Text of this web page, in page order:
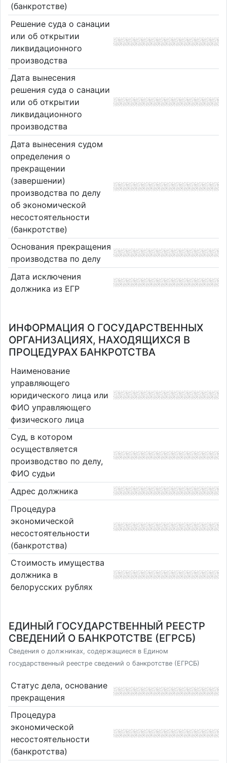
(банкротстве)
Решение суда о санации
или об открытии
ликвидационного
производства
Дата вынесения
решения суда о санации
или об открытии
ликвидационного
производства
Дата вынесения судом
определения о
прекращении
(завершении)
производства по делу
об экономической
несостоятельности
(банкротстве)
Основания прекращения
производства по делу
Дата исключения
должника из ЕГР
ИНФОРМАЦИЯ О ГОСУДАРСТВЕННЫХ
ОРГАНИЗАЦИЯХ, НАХОДЯЩИХСЯ В
ПРОЦЕДУРАХ БАНКРОТСТВА
Наименование
управляющего
юридического лица или
ФИО управляющего
физического лица
Суд, в котором
осуществляется
производство по делу,
ФИО судьи
Адрес должника
Процедура
экономической
несостоятельности
(банкротства)
Стоимость имущества
должника в
белорусских рублях
ЕДИНЫЙ ГОСУДАРСТВЕННЫЙ РЕЕСТР
СВЕДЕНИЙ О БАНКРОТСТВЕ (ЕГРСБ)
Сведения о должниках, содержащиеся в Едином
государственный реестре сведений о банкротстве (ЕГРСБ)
Статус дела, основание
прекращения
Процедура
экономической
несостоятельности
(банкротства)